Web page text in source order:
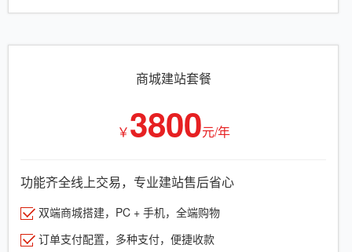
商城建站套餐
￥3800元/年
功能齐全线上交易，专业建站售后省心
双端商城搭建，PC + 手机，全端购物
订单支付配置，多种支付，便捷收款